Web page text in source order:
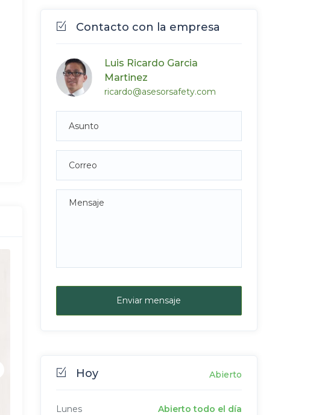
Contacto con la empresa
Luis Ricardo Garcia
Martinez
ricardo@asesorsafety.com
Enviar mensaje
Hoy Abierto
Lunes Abierto todo el día